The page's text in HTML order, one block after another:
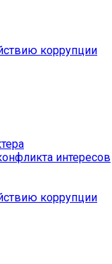
коррупции
интересов
коррупции